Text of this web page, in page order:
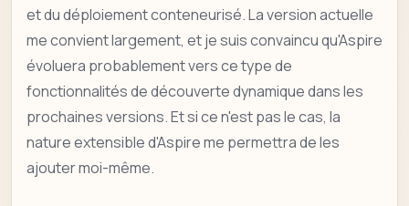
et du déploiement conteneurisé. La version actuelle
me convient largement, et je suis convaincu qu'Aspire
évoluera probablement vers ce type de
fonctionnalités de découverte dynamique dans les
prochaines versions. Et si ce n'est pas le cas, la
nature extensible d'Aspire me permettra de les
ajouter moi-même.